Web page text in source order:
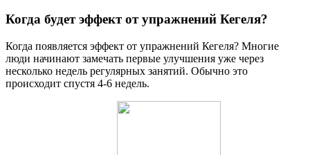
Когда будет эффект от упражнений Кегеля?
Когда появляется эффект от упражнений Кегеля? Многие
люди начинают замечать первые улучшения уже через
несколько недель регулярных занятий. Обычно это
происходит спустя 4-6 недель.